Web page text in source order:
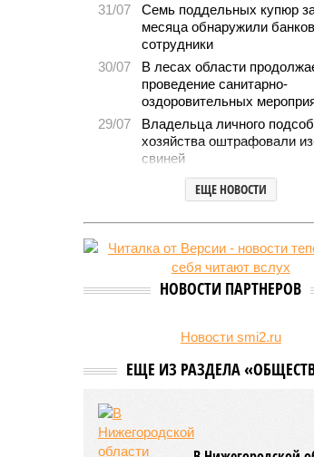
31/07
Семь поддельных купюр
месяца обнаружили
сотрудники
30/07
В лесах области
проведение санитарно-
оздоровительных
29/07
Владельца личного
хозяйства оштрафовали
свиней
Шестерых кировчан хотят
поощрить за спасение
27/07
Питание детей в лагерях
Пенсионеру должны
300 тысяч рублей после
гололёд
предоставления
ЕЩЕ НОВОСТИ
НОВОСТИ ПАРТНЕРОВ
Новости smi2.ru
ЕЩЕ ИЗ РАЗДЕЛА